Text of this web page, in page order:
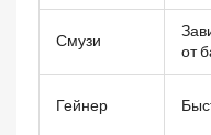
Смузи
от
Гейнер